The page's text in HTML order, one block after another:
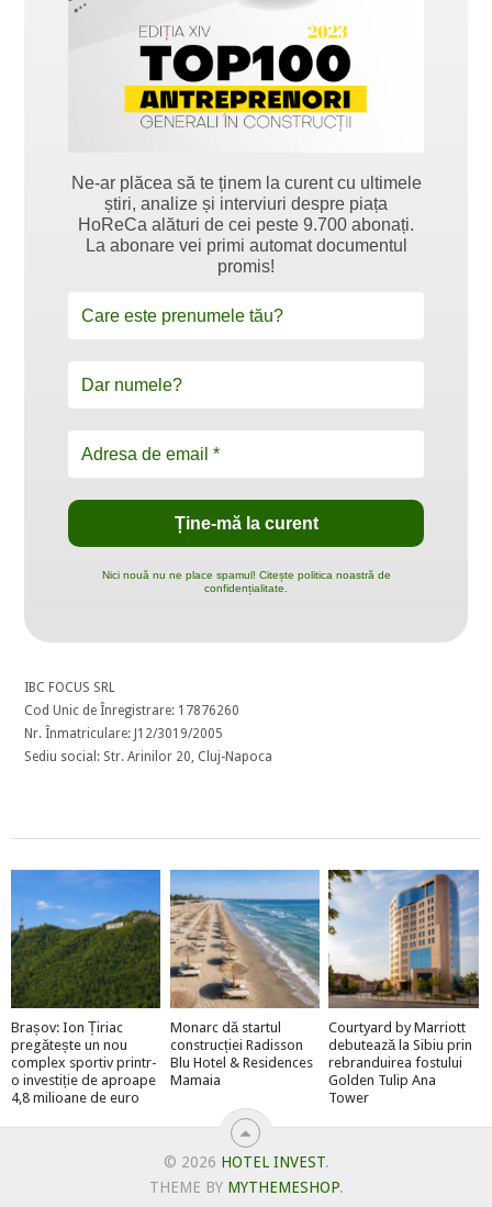
Ne-ar plăcea să te ținem la curent cu ultimele
știri, analize și interviuri despre piața
HoReCa alături de cei peste 9.700 abonați.
La abonare vei primi automat documentul
promis!
Nici nouă nu ne place spamul! Citește politica noastră de
confidențialitate.
IBC FOCUS SRL
Cod Unic de Înregistrare: 17876260
Nr. Înmatriculare: J12/3019/2005
Sediu social: Str. Arinilor 20, Cluj-Napoca
Brașov: Ion Țiriac
pregătește un nou
complex sportiv printr-
o investiție de aproape
4,8 milioane de euro
Monarc dă startul
construcției Radisson
Blu Hotel & Residences
Mamaia
Courtyard by Marriott
debutează la Sibiu prin
rebranduirea fostului
Golden Tulip Ana
Tower
© 2026 HOTEL INVEST.
THEME BY MYTHEMESHOP.